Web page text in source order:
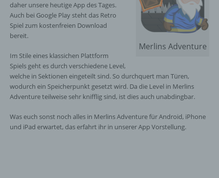
Merlins Adventure
daher unsere heutige App des Tages.
Auch bei Google Play steht das Retro
Spiel zum kostenfreien Download
bereit.
Im Stile eines klassichen Plattform
Spiels geht es durch verschiedene Level,
welche in Sektionen eingeteilt sind. So durchquert man Türen,
wodurch ein Speicherpunkt gesetzt wird. Da die Level in Merlins
Adventure teilweise sehr knifflig sind, ist dies auch unabdingbar.
Was euch sonst noch alles in Merlins Adventure für Android, iPhone
und iPad erwartet, das erfahrt ihr in unserer App Vorstellung.